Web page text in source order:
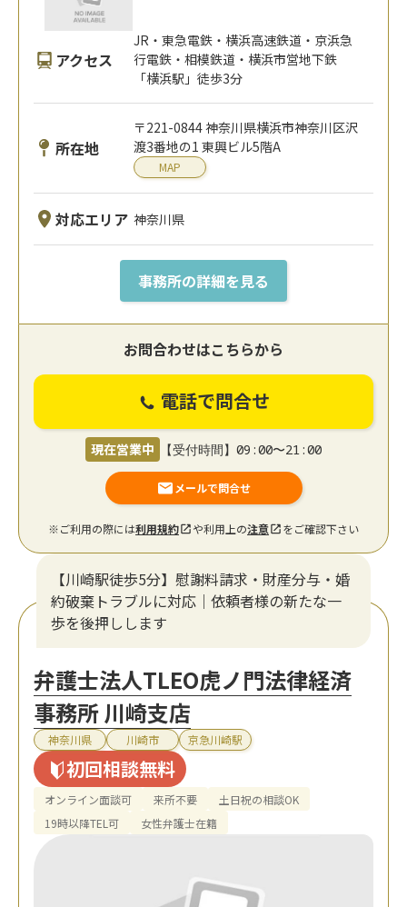
アクセス
JR・東急電鉄・横浜高速鉄道・京浜急
行電鉄・相模鉄道・横浜市営地下鉄
「横浜駅」徒歩3分
所在地
〒221-0844 神奈川県横浜市神奈川区沢
渡3番地の1 東興ビル5階A
MAP
対応エリア 神奈川県
事務所の詳細を見る
お問合わせはこちらから
電話で問合せ
現在営業中 【受付時間】09:00〜21:00
メールで問合せ
※ご利用の際には利用規約 や利用上の注意 をご確認下さい
【川崎駅徒歩5分】慰謝料請求・財産分与・婚
約破棄トラブルに対応｜依頼者様の新たな一
歩を後押しします
弁護士法人TLEO虎ノ門法律経済
事務所 川崎支店
神奈川県 川崎市 京急川崎駅
初回相談無料
オンライン面談可 来所不要
土日祝の相談OK
19時以降TEL可
女性弁護士在籍